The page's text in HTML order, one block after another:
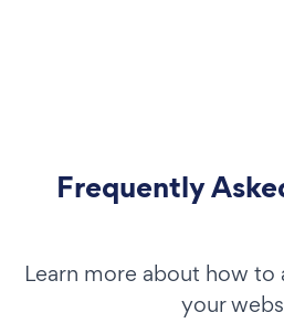
Frequently
Learn more about how to
your